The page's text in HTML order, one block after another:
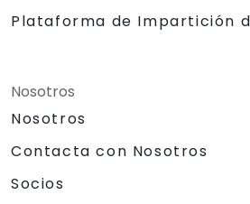
Plataforma de Impartición
Nosotros
Nosotros
Contacta con Nosotros
Socios